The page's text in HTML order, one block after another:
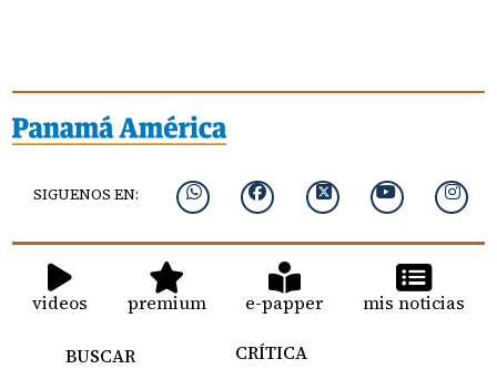
SIGUENOS EN:
videos premium e-papper mis noticias
BUSCAR
CRÍTICA